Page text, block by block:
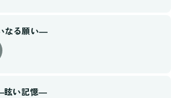
なる願い―
い記憶―